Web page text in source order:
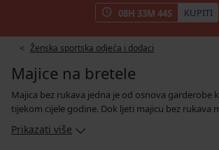
08H 33M 44S KUPITI
Ženska sportska odjeća i dodaci
Majice na bretele
Majica bez rukava jedna je od osnova garderobe
tijekom cijele godine. Dok ljeti majicu bez rukava
trapericama, kratkim hlačama ili suknjama,
nositi ispod košulja, džempera i trenirki. U našoj
Prikazati više